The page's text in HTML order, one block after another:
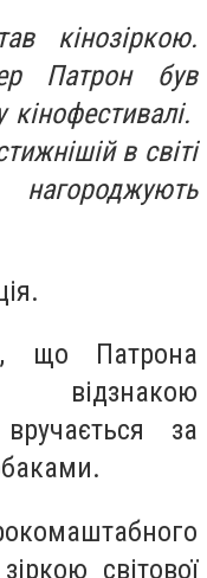
кінозіркою.
Патрон був
в світі
що Патрона
за
світової